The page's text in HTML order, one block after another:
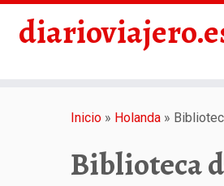
Inicio » Holanda »
Biblioteca